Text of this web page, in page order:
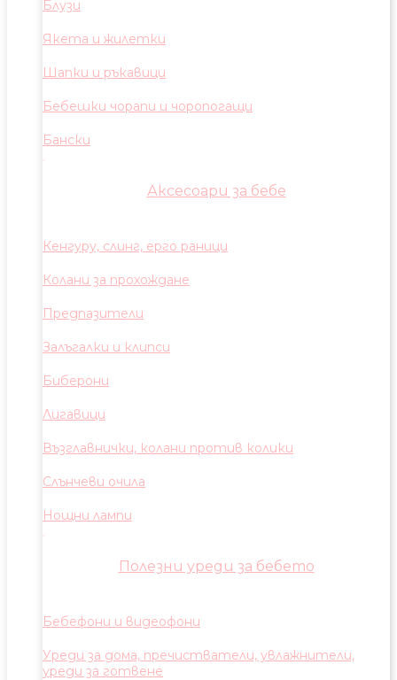
Блузи
Якета и жилетки
Шапки и ръкавици
Бебешки чорапи и чоропогащи
Бански
Аксесоари за бебе
Кенгуру, слинг, ерго раници
Колани за прохождане
Предпазители
Залъгалки и клипси
Биберони
Лигавици
Възглавнички, колани против колики
Слънчеви очила
Нощни лампи
Полезни уреди за бебето
Бебефони и видеофони
Уреди за дома, пречистватели, увлажнители,
уреди за готвене